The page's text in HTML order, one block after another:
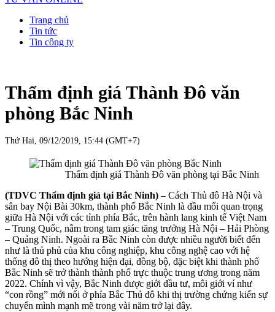
Trang chủ
Tin tức
Tin công ty
Thẩm định giá Thành Đô văn
phòng Bắc Ninh
Thứ Hai, 09/12/2019, 15:44 (GMT+7)
Thẩm định giá Thành Đô văn phòng tại Bắc Ninh
(TDVC Thẩm định giá tại Bắc Ninh) – Cách Thủ đô Hà Nội và
sân bay Nội Bài 30km, thành phố Bắc Ninh là đầu mối quan trọng
giữa Hà Nội với các tỉnh phía Bắc, trên hành lang kinh tế Việt Nam
– Trung Quốc, nằm trong tam giác tăng trưởng Hà Nội – Hải Phòng
– Quảng Ninh. Ngoài ra Bắc Ninh còn được nhiều người biết đến
như là thủ phủ của khu công nghiệp, khu công nghệ cao với hệ
thống đô thị theo hướng hiện đại, đồng bộ, đặc biệt khi thành phố
Bắc Ninh sẽ trở thành thành phố trực thuộc trung ương trong năm
2022. Chính vì vậy, Bắc Ninh được giới đầu tư, môi giới ví như
“con rồng” mới nổi ở phía Bắc Thủ đô khi thị trường chứng kiến sự
chuyển mình mạnh mẽ trong vài năm trở lại đây.